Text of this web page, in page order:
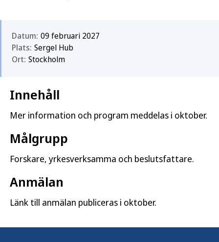
Datum: 09 februari 2027
Plats: Sergel Hub
Ort: Stockholm
Innehåll
Mer information och program meddelas i oktober.
Målgrupp
Forskare, yrkesverksamma och beslutsfattare.
Anmälan
Länk till anmälan publiceras i oktober.